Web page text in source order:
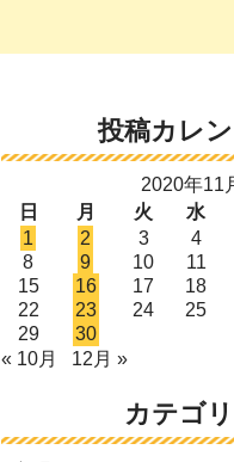
投稿カレ
2020年11
日
月 火 水
1
2 3 4
8
9 10 11
15
16 17 18
22
23 24 25
29
30
« 10月
12月 »
カテゴ